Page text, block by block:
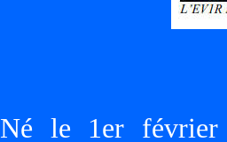
Né le 1er février